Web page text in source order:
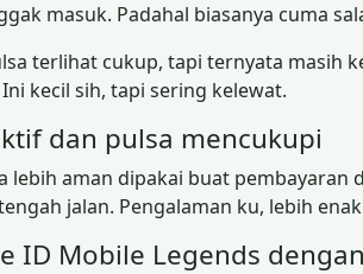
masuk. Padahal biasanya cuma
terlihat cukup, tapi ternyata masih
kecil sih, tapi sering kelewat.
dan pulsa mencukupi
lebih aman dipakai buat
jalan. Pengalaman ku, lebih
ID Mobile Legends